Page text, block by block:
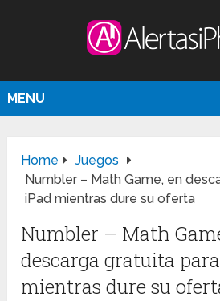
MENU
Home
Juegos
Numbler – Math Game, en
iPad mientras dure su oferta
Numbler – Math
descarga gratuita
mientras dure su